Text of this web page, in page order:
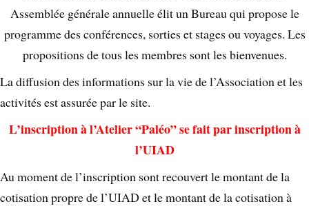
Assemblée générale annuelle élit un Bureau qui propose le
programme des conférences, sorties et stages ou voyages. Les
propositions de tous les membres sont les bienvenues.
La diffusion des informations sur la vie de l’Association et les
activités est assurée par le site.
L’inscription à l’Atelier “Paléo” se fait par inscription à
l’UIAD
Au moment de l’inscription sont recouvert le montant de la
cotisation propre de l’UIAD et le montant de la cotisation à